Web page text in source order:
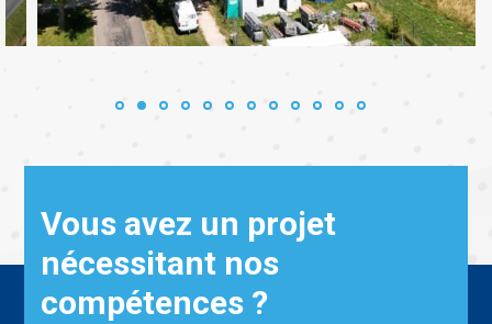
Vous avez un projet
nécessitant nos
compétences ?